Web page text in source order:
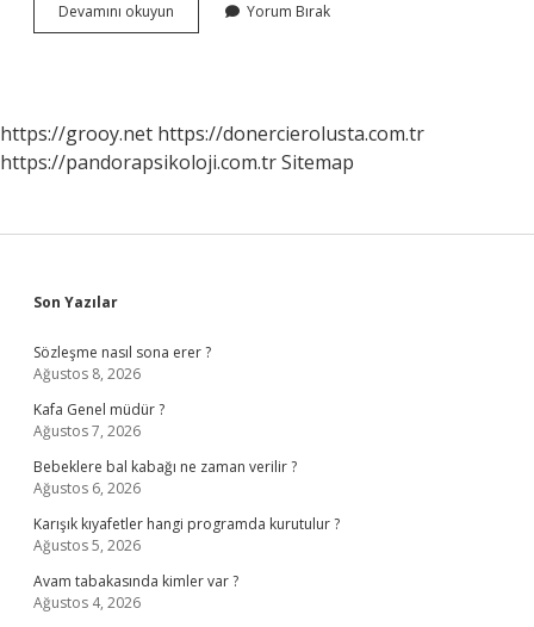
Devamını okuyun
Kac
Yorum Bırak
https://grooy.net https://donercierolusta.com.tr
https://pandorapsikoloji.com.trSitemap
Sidebar
Son Yazılar
Sözleşme nasıl sona erer ?
Ağustos 8, 2026
Kafa Genel müdür ?
Ağustos 7, 2026
Bebeklere bal kabağı ne zaman verilir ?
Ağustos 6, 2026
Karışık kıyafetler hangi programda kurutulur ?
Ağustos 5, 2026
Avam tabakasında kimler var ?
Ağustos 4, 2026